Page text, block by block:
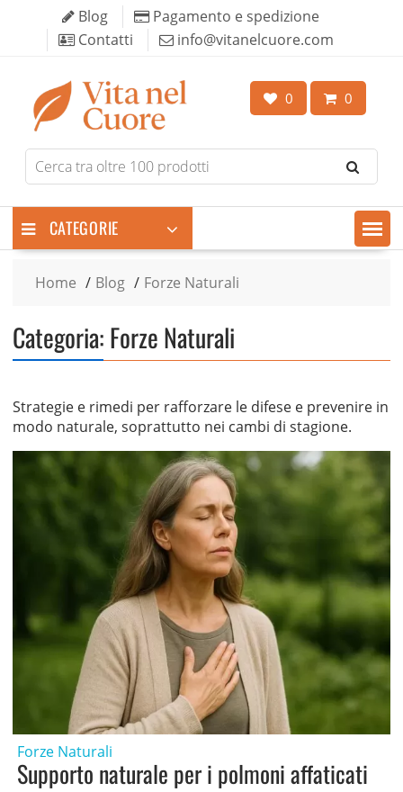
content
Blog
Pagamento e spedizione
Contatti
info@vitanelcuore.com
0 0
Search
for
CATEGORIE
Home Blog Forze Naturali
Categoria:Forze Naturali
Strategie e rimedi per rafforzare le difese e prevenire in
modo naturale, soprattutto nei cambi di stagione.
Forze Naturali
Supporto naturale per i polmoni affaticati